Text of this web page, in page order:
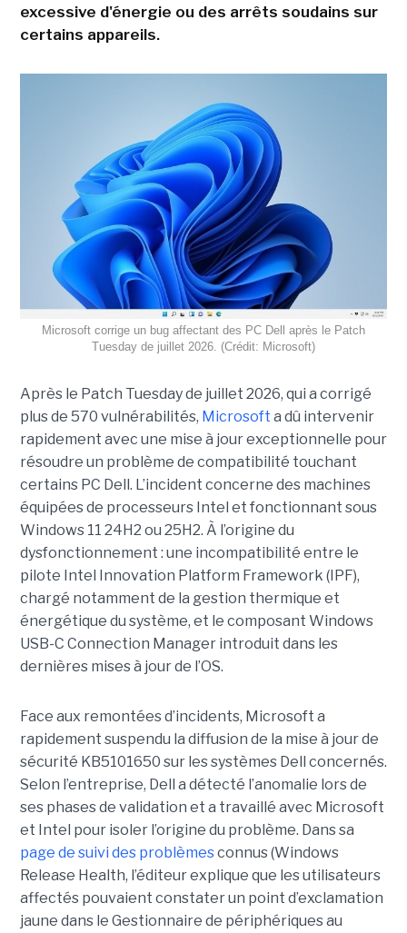
excessive d'énergie ou des arrêts soudains sur
certains appareils.
Microsoft corrige un bug affectant des PC Dell après le Patch
Tuesday de juillet 2026. (Crédit: Microsoft)
Après le Patch Tuesday de juillet 2026, qui a corrigé
plus de 570 vulnérabilités, Microsoft a dû intervenir
rapidement avec une mise à jour exceptionnelle pour
résoudre un problème de compatibilité touchant
certains PC Dell. L’incident concerne des machines
équipées de processeurs Intel et fonctionnant sous
Windows 11 24H2 ou 25H2. À l’origine du
dysfonctionnement : une incompatibilité entre le
pilote Intel Innovation Platform Framework (IPF),
chargé notamment de la gestion thermique et
énergétique du système, et le composant Windows
USB-C Connection Manager introduit dans les
dernières mises à jour de l’OS.
Face aux remontées d’incidents, Microsoft a
rapidement suspendu la diffusion de la mise à jour de
sécurité KB5101650 sur les systèmes Dell concernés.
Selon l’entreprise, Dell a détecté l’anomalie lors de
ses phases de validation et a travaillé avec Microsoft
et Intel pour isoler l’origine du problème. Dans sa
page de suivi des problèmesconnus (Windows
Release Health, l’éditeur explique que les utilisateurs
affectés pouvaient constater un point d’exclamation
jaune dans le Gestionnaire de périphériques au